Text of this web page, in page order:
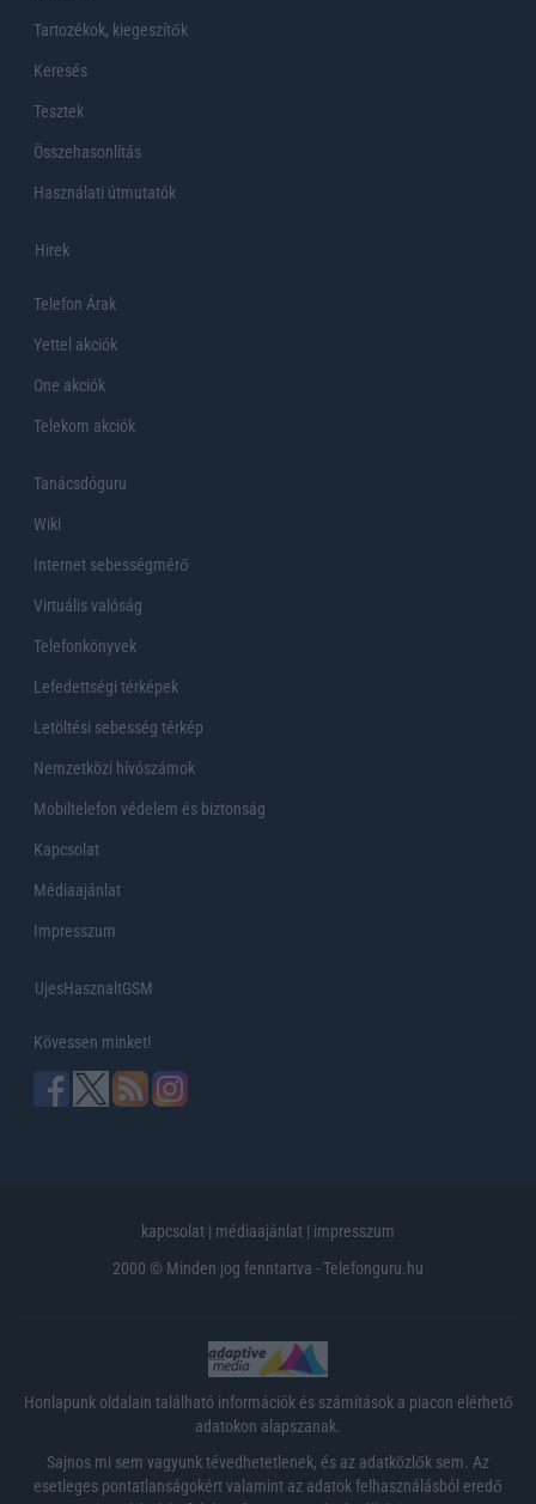
Tartozékok, kiegeszítők
Keresés
Tesztek
Összehasonlítás
Használati útmutatók
Hirek
Telefon Árak
Yettel akciók
One akciók
Telekom akciók
Tanácsdóguru
Wiki
Internet sebességmérő
Virtuális valóság
Telefonkönyvek
Lefedettségi térképek
Letöltési sebesség térkép
Nemzetközi hívószámok
Mobiltelefon védelem és biztonság
Kapcsolat
Médiaajánlat
Impresszum
UjesHasznaltGSM
Kövessen minket!
kapcsolat | médiaajánlat | impresszum
2000 © Minden jog fenntartva - Telefonguru.hu
Honlapunk oldalain található információk és számítások a piacon elérhető
adatokon alapszanak.
Sajnos mi sem vagyunk tévedhetetlenek, és az adatközlők sem. Az
esetleges pontatlanságokért valamint az adatok felhasználásból eredő